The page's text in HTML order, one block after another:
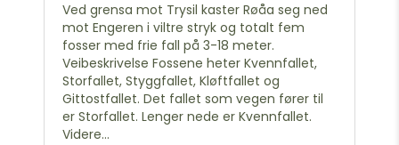
Ved grensa mot Trysil kaster Røåa seg ned
mot Engeren i viltre stryk og totalt fem
fosser med frie fall på 3-18 meter.
Veibeskrivelse Fossene heter Kvennfallet,
Storfallet, Styggfallet, Kløftfallet og
Gittostfallet. Det fallet som vegen fører til
er Storfallet. Lenger nede er Kvennfallet.
Videre...